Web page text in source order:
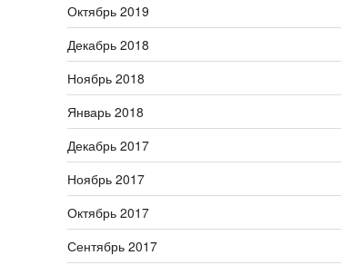
Октябрь 2019
Декабрь 2018
Ноябрь 2018
Январь 2018
Декабрь 2017
Ноябрь 2017
Октябрь 2017
Сентябрь 2017